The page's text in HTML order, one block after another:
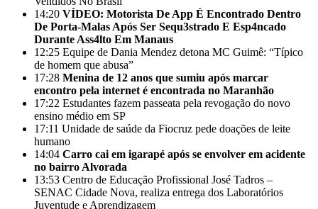
14:20 VÍDEO: Motorista De App É Encontrado Dentro
De Porta-Malas Após Ser Sequ3strado E Esp4ncado
Durante Ass4lto Em Manaus
12:25 Equipe de Dania Mendez detona MC Guimê: “Típico
de homem que abusa”
17:28 Menina de 12 anos que sumiu após marcar
encontro pela internet é encontrada no Maranhão
17:22 Estudantes fazem passeata pela revogação do novo
ensino médio em SP
17:11 Unidade de saúde da Fiocruz pede doações de leite
humano
14:04 Carro cai em igarapé após se envolver em acidente
no bairro Alvorada
13:53 Centro de Educação Profissional José Tadros –
SENAC Cidade Nova, realiza entrega dos Laboratórios
Juventude e Aprendizagem